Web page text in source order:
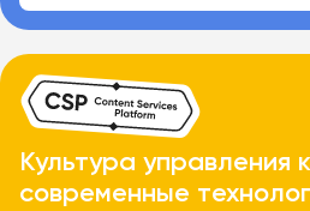
Культура управления
современные